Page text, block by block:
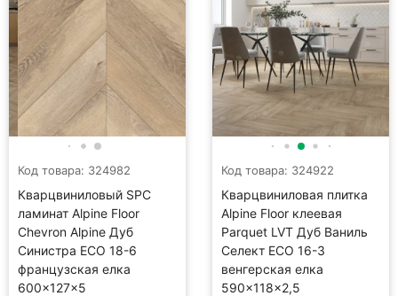
Код товара: 324982
Кварцвиниловый SPC
ламинат Alpine Floor
Chevron Alpine Дуб
Синистра ECO 18-6
французская елка
600×127×5
Код товара: 324922
Кварцвиниловая плитка
Alpine Floor клеевая
Parquet LVT Дуб Ваниль
Селект ECO 16-3
венгерская елка
590×118×2,5